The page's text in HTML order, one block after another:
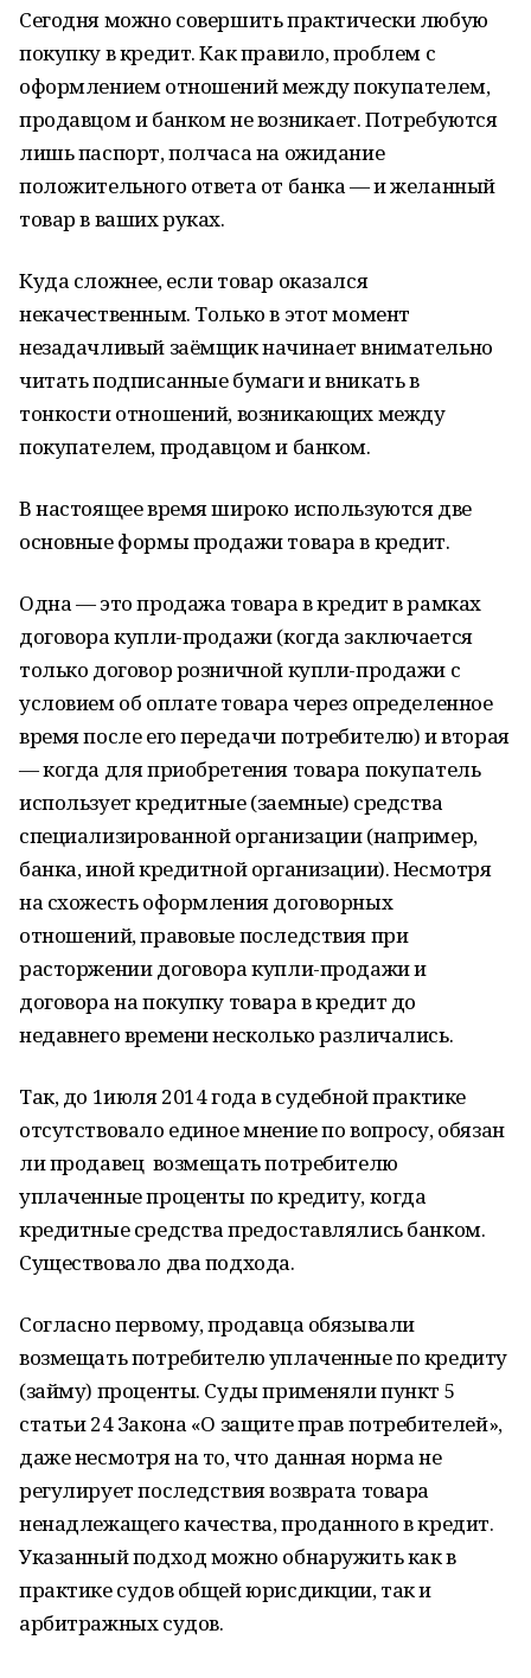
Сегодня можно совершить практически любую
покупку в кредит. Как правило, проблем с
оформлением отношений между покупателем,
продавцом и банком не возникает. Потребуются
лишь паспорт, полчаса на ожидание
положительного ответа от банка — и желанный
товар в ваших руках.
Куда сложнее, если товар оказался
некачественным. Только в этот момент
незадачливый заёмщик начинает внимательно
читать подписанные бумаги и вникать в
тонкости отношений, возникающих между
покупателем, продавцом и банком.
В настоящее время широко используются две
основные формы продажи товара в кредит.
Одна — это продажа товара в кредит в рамках
договора купли-продажи (когда заключается
только договор розничной купли-продажи с
условием об оплате товара через определенное
время после его передачи потребителю) и вторая
— когда для приобретения товара покупатель
использует кредитные (заемные) средства
специализированной организации (например,
банка, иной кредитной организации). Несмотря
на схожесть оформления договорных
отношений, правовые последствия при
расторжении договора купли-продажи и
договора на покупку товара в кредит до
недавнего времени несколько различались.
Так, до 1июля 2014 года в судебной практике
отсутствовало единое мнение по вопросу, обязан
ли продавец возмещать потребителю
уплаченные проценты по кредиту, когда
кредитные средства предоставлялись банком.
Существовало два подхода.
Согласно первому, продавца обязывали
возмещать потребителю уплаченные по кредиту
(займу) проценты. Суды применяли пункт 5
статьи 24 Закона «О защите прав потребителей»,
даже несмотря на то, что данная норма не
регулирует последствия возврата товара
ненадлежащего качества, проданного в кредит.
Указанный подход можно обнаружить как в
практике судов общей юрисдикции, так и
арбитражных судов.